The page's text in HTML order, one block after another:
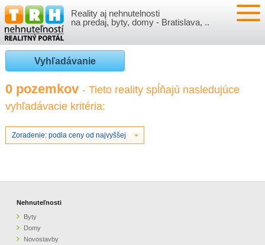
Reality aj nehnutelnosti
na predaj, byty, domy - Bratislava, ..
NEHNUTEĽNOSTI
BYTY
NOVOSTAVBY
NEBYTOVÉ PRIESTORY
GARÁŽE
VLOŽIŤ NEHNUTEĽNOSTI
PRIHLÁSENIE
REGISTRÁCIA
VÝVOJ CIEN REALÍT
ČLÁNKY O REALITÁCH
Vyhľadávanie
0 pozemkov - Tieto reality spĺňajú nasledujúce
vyhľadávacie kritéria:
Zoradenie: podla ceny od najvyššej
Nehnuteľnosti
Byty
Domy
Novostavby